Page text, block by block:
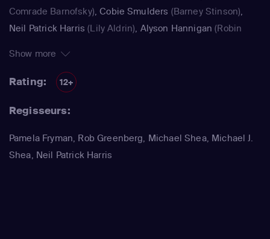
Comrade Barnofsky),Cobie Smulders (Barney Stinson),
Neil Patrick Harris (Lily Aldrin), Alyson Hannigan (Robin
Jasmine)
Spencer Pratt
Show more
Rating: 12+
Regisseurs:
Pamela Fryman, Rob Greenberg, Michael Shea, Michael J.
Shea, Neil Patrick Harris